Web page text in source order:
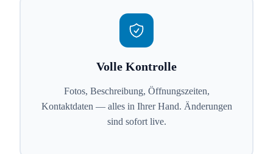
Volle Kontrolle
Fotos, Beschreibung, Öffnungszeiten,
Kontaktdaten — alles in Ihrer Hand. Änderungen
sind sofort live.